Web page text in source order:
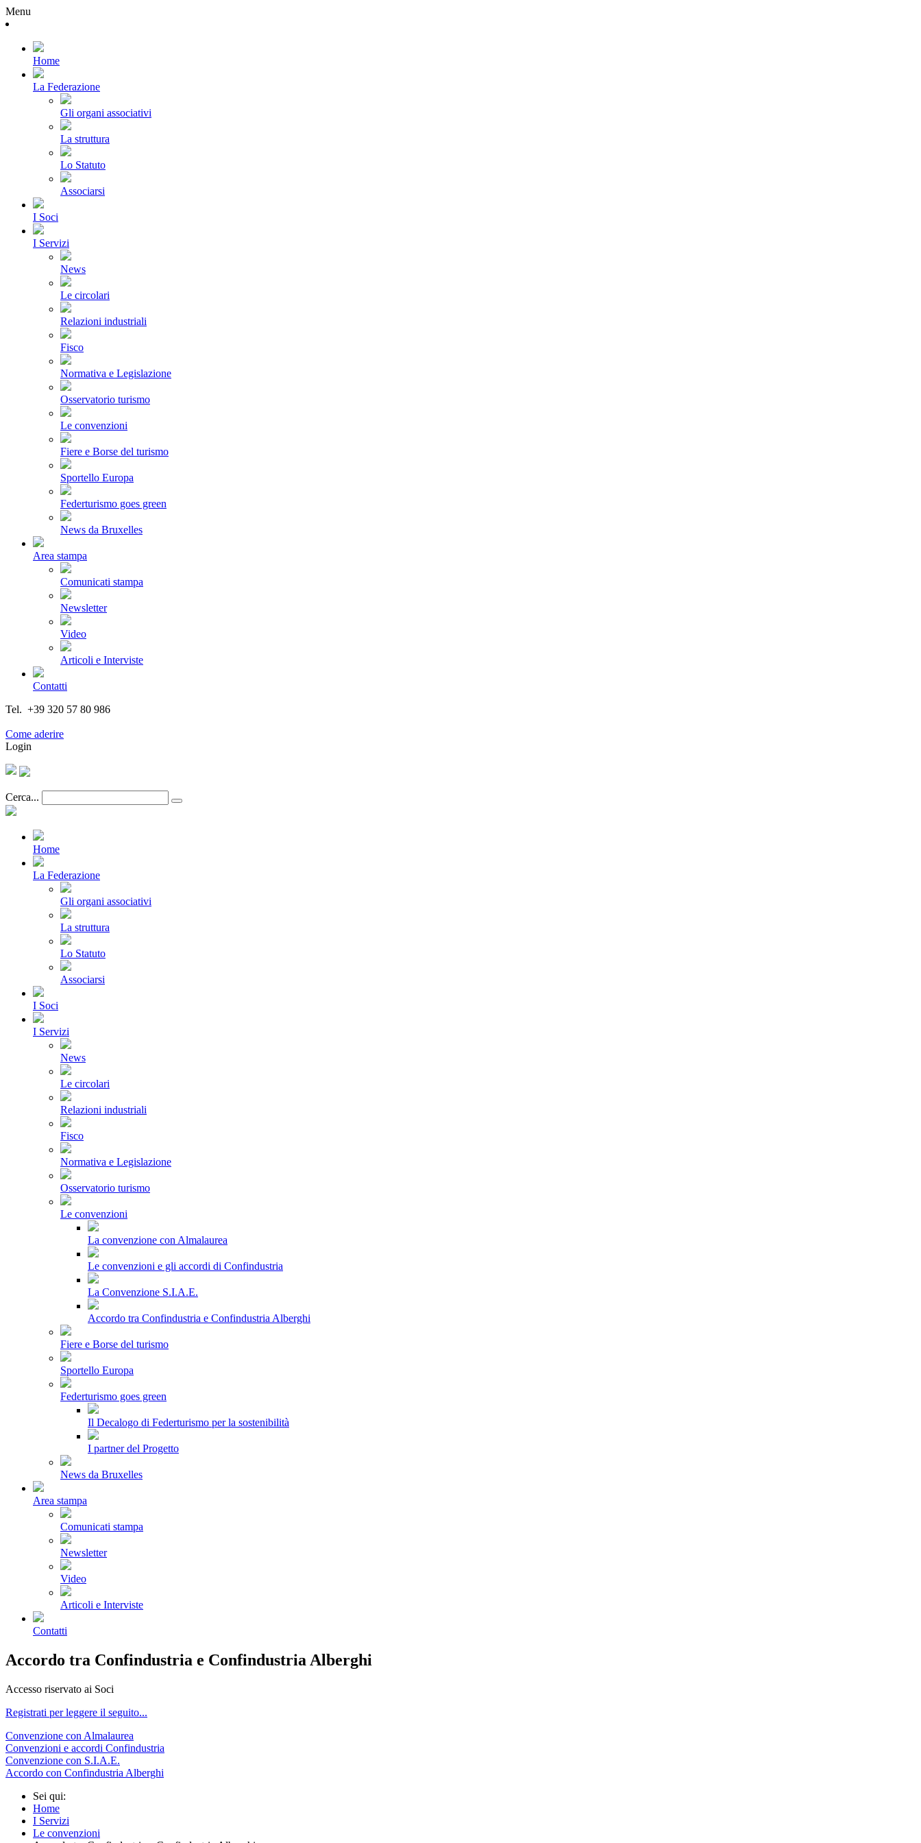
Menu
Home
La Federazione
Gli organi associativi
La struttura
Lo Statuto
Associarsi
I Soci
I Servizi
News
Le circolari
Relazioni industriali
Fisco
Normativa e Legislazione
Osservatorio turismo
Le convenzioni
Fiere e Borse del turismo
Sportello Europa
Federturismo goes green
News da Bruxelles
Area stampa
Comunicati stampa
Newsletter
Video
Articoli e Interviste
Contatti
Tel. +39 320 57 80 986
Come aderire
Login
Cerca...
Home
La Federazione
Gli organi associativi
La struttura
Lo Statuto
Associarsi
I Soci
I Servizi
News
Le circolari
Relazioni industriali
Fisco
Normativa e Legislazione
Osservatorio turismo
Le convenzioni
La convenzione con Almalaurea
Le convenzioni e gli accordi di Confindustria
La Convenzione S.I.A.E.
Accordo tra Confindustria e Confindustria Alberghi
Fiere e Borse del turismo
Sportello Europa
Federturismo goes green
Il Decalogo di Federturismo per la sostenibilità
I partner del Progetto
News da Bruxelles
Area stampa
Comunicati stampa
Newsletter
Video
Articoli e Interviste
Contatti
Accordo tra Confindustria e Confindustria Alberghi
Accesso riservato ai Soci
Registrati per leggere il seguito...
Convenzione con Almalaurea
Convenzioni e accordi Confindustria
Convenzione con S.I.A.E.
Accordo con Confindustria Alberghi
Sei qui:
Home
I Servizi
Le convenzioni